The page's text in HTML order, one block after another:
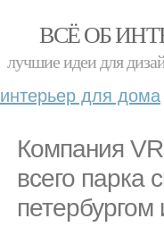
ВСЁ ОБ
лучшие идеи для
интерьер для дома
Компания
всего парка